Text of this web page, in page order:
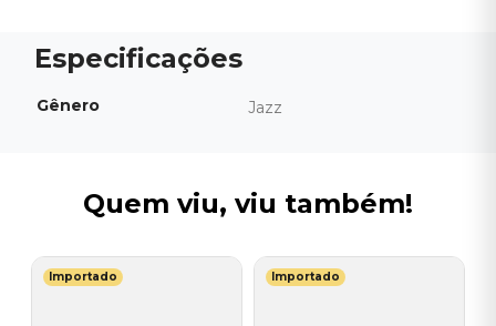
Gênero Jazz
Quem viu, viu também!
Importado Importado